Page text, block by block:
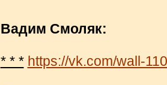
Вадим Смоляк:
* * * https://vk.com/wall-